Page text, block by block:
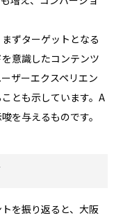
ずターゲットとなる
意識したコンテンツ
ザーエクスペリエン
とも示しています。A
を与えるものです。
を振り返ると、大阪